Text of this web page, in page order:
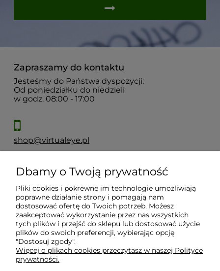
Zapraszamy do kontaktu
Jesteśmy do Państwa dyspozycji:
Od poniedziałku do niedzieli
w godz. 08:00 - 17:00
shop@virtualeye.pl
Moje konto
Płatności i dostawa
Informacje
O nas
Dbamy o Twoją prywatność
Pliki cookies i pokrewne im technologie umożliwiają
poprawne działanie strony i pomagają nam
dostosować ofertę do Twoich potrzeb. Możesz
zaakceptować wykorzystanie przez nas wszystkich
tych plików i przejść do sklepu lub dostosować użycie
plików do swoich preferencji, wybierając opcję
"Dostosuj zgody".
Więcej o plikach cookies przeczytasz w naszej Polityce
prywatności.